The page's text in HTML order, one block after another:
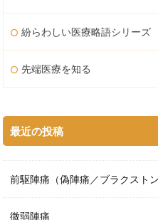
紛らわしい医療略語シリーズ
先端医療を知る
最近の投稿
前駆陣痛（偽陣痛／ブラクスト
微弱陣痛